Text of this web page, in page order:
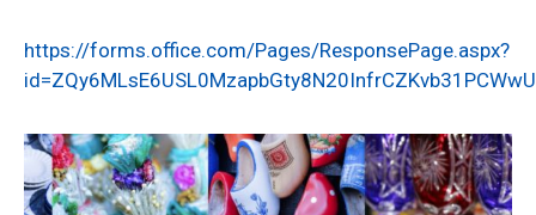
https://forms.office.com/Pages/ResponsePage.aspx?